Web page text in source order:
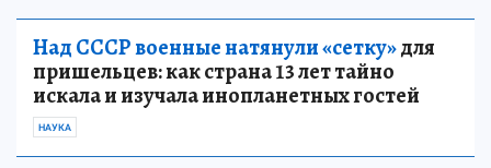
Над СССР военные натянули «сетку»для
пришельцев: как страна 13 лет тайно
искала и изучала инопланетных гостей
НАУКА